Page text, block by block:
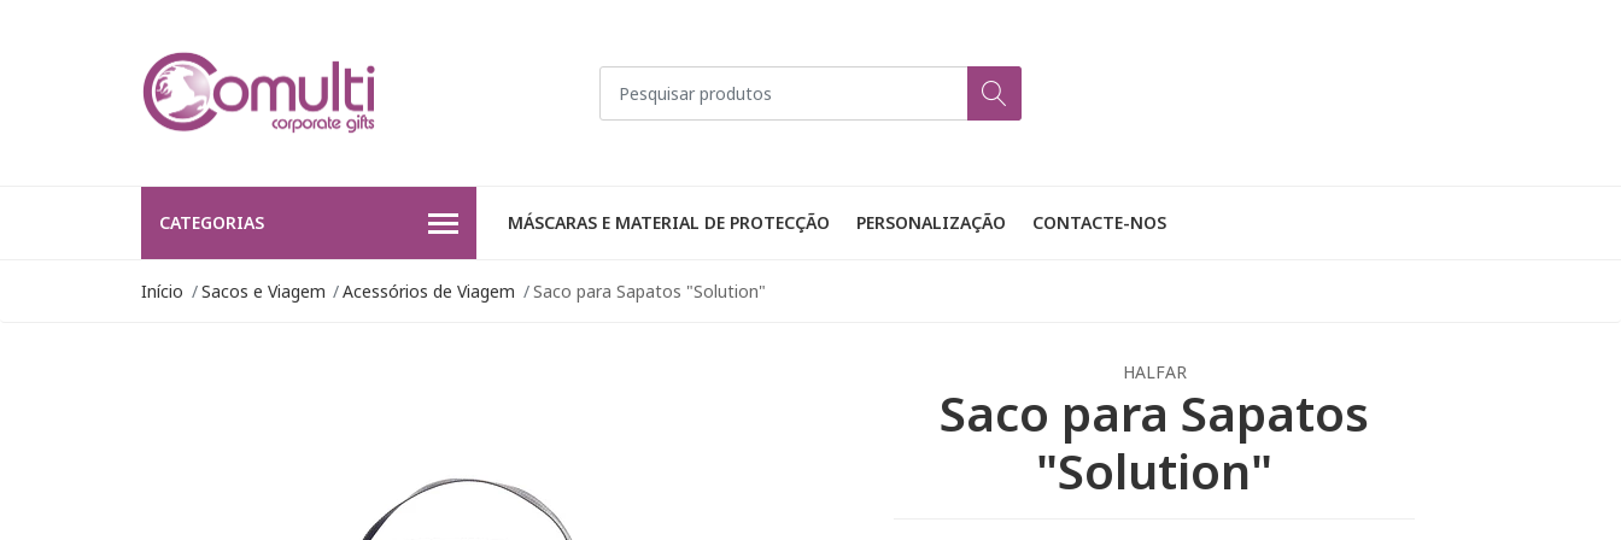
CATEGORIAS MÁSCARAS E MATERIAL DE PROTECÇÃO PERSONALIZAÇÃO CONTACTE-NOS
Início Sacos e Viagem Acessórios de Viagem Saco para Sapatos "Solution"
HALFAR
Saco para Sapatos
"Solution"